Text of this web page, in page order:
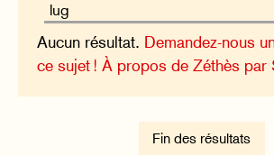
Aucun résultat. Demandez-nous
ce sujet ! À propos de Zéthès par
Fin des résultats